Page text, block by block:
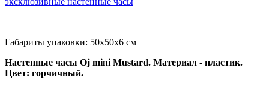
Габариты упаковки: 50x50x6 см
Настенные часы Oj mini Mustard. Материал - пластик.
Цвет: горчичный.